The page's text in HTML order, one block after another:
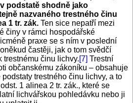
podstatě shodně jako
nazvaného trestného činu
1 tr. zák. Ten sice nepatří mezi
činy v rámci hospodářské
praxe se s ním v poslední
častěji, jak o tom svědčí
trestnému činu lichvy.[7] Trestní
občanskému zákoníku – obsahuje
trestného činu lichvy, a to
1 alinea 2 tr. zák., které se
lichvářskou pohledávku nebo ji